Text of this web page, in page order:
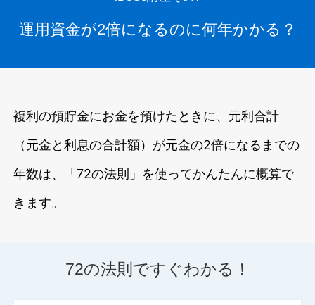
運用資金が2倍になるのに何年かかる？
複利の預貯金にお金を預けたときに、元利合計
（元金と利息の合計額）が元金の2倍になるまでの
年数は、「72の法則」を使ってかんたんに概算で
きます。
72の法則ですぐわかる！